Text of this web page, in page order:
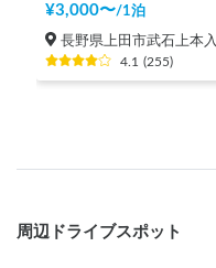
¥3,000〜/1泊
長野県上田市武石上本入
4.1 (255)
周辺ドライブスポット